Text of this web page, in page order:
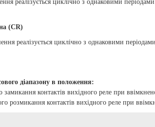
реалізується циклічно з однаковими періодами
(CR)
реалізується циклічно з однаковими
діапазону в положення:
замикання контактів вихідного реле при
розмикання контактів вихідного реле при